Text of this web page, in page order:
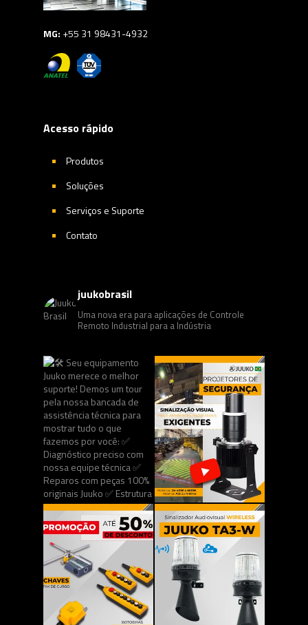
MG: +55 31 98431-4932
Acesso rápido
Produtos
Soluções
Serviços e Suporte
Contato
juukobrasil
Uma nova era para aplicações de Controle
Remoto Industrial para a Indústria